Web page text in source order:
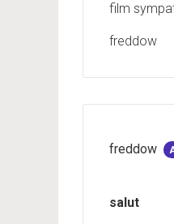
film
freddow
freddow
salut